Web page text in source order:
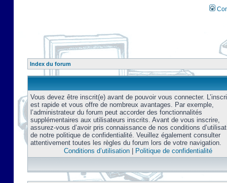
Index du forum
Vous devez être inscrit(e) avant de pouvoir vous connecter.
est rapide et vous offre de nombreux avantages. Par exemple,
l’administrateur du forum peut accorder des fonctionnalités
supplémentaires aux utilisateurs inscrits. Avant de vous inscrire,
assurez-vous d’avoir pris connaissance de nos conditions
de notre politique de confidentialité. Veuillez également consulter
attentivement toutes les règles du forum lors de votre navigation.
Conditions d’utilisation| Politique de confidentialité